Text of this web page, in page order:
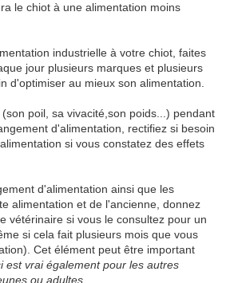
le chiot à une alimentation moins
industrielle à votre chiot, faites
jour plusieurs marques et plusieurs
d'optimiser au mieux son alimentation.
poil, sa vivacité,son poids...) pendant
d'alimentation, rectifiez si besoin
si vous constatez des effets
d'alimentation ainsi que les
alimentation et de l'ancienne, donnez
vétérinaire si vous le consultez pour un
si cela fait plusieurs mois que vous
Cet élément peut être important
est vrai également pour les autres
ou adultes.